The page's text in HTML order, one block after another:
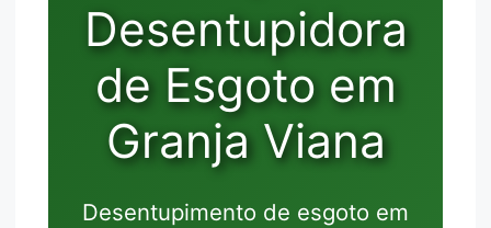
Desentupidora
de Esgoto em
Granja Viana
Desentupimento de esgoto em